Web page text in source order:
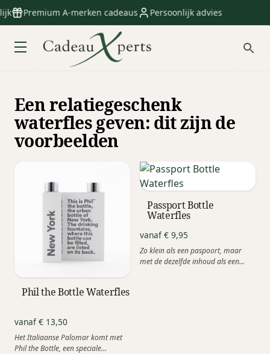
Premium A-merken cadeaus Persoonlijk advies
Een relatiegeschenk
waterfles geven: dit zijn de
voorbeelden
Phil the Bottle Waterfles
vanaf € 13,50
Het Italiaanse Palomar komt met
Phil the Bottle, een speciale
Passport Bottle
Waterfles
vanaf € 9,95
Zo klein als een paspoort, maar
met de dezelfde inhoud als een